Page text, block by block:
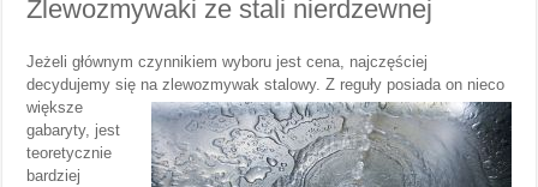
Zlewozmywaki ze stali nierdzewnej
Jeżeli głównym czynnikiem wyboru jest cena, najczęściej
decydujemy się na zlewozmywak stalowy. Z reguły posiada on nieco
większe
gabaryty, jest
teoretycznie
bardziej